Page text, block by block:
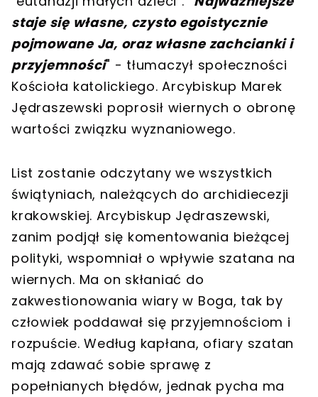
staje się własne, czysto egoistycznie
pojmowane Ja, oraz własne zachcianki i
przyjemności" - tłumaczył społeczności
Kościoła katolickiego. Arcybiskup Marek
Jędraszewski poprosił wiernych o obronę
wartości związku wyznaniowego.
List zostanie odczytany we wszystkich
świątyniach, należących do archidiecezji
krakowskiej. Arcybiskup Jędraszewski,
zanim podjął się komentowania bieżącej
polityki, wspomniał o wpływie szatana na
wiernych. Ma on skłaniać do
zakwestionowania wiary w Boga, tak by
człowiek poddawał się przyjemnościom i
rozpuście. Według kapłana, ofiary szatan
mają zdawać sobie sprawę z
popełnianych błędów, jednak pycha ma